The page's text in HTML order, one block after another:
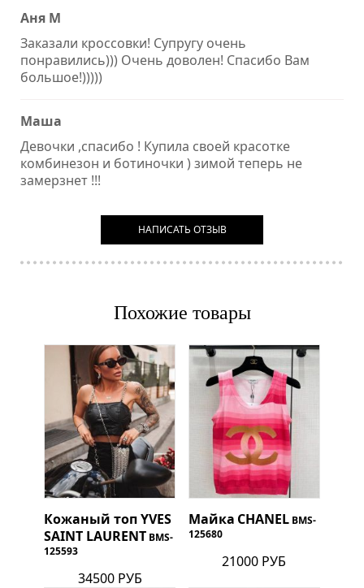
Аня М
Заказали кроссовки! Супругу очень
понравились))) Очень доволен! Спасибо Вам
большое!)))))
Маша
Девочки ,спасибо ! Купила своей красотке
комбинезон и ботиночки ) зимой теперь не
замерзнет !!!
НАПИСАТЬ ОТЗЫВ
Похожие товары
Кожаный топYVES
SAINT LAURENT BMS-
125593
34500 РУБ
Майка CHANEL BMS-
125680
21000 РУБ